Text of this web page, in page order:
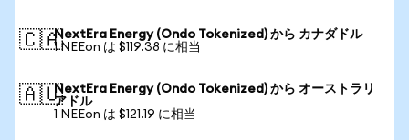
🇨🇦NextEra Energy (Ondo Tokenized) から カナダドル
1 NEEon は $119.38 に相当
🇦🇺NextEra Energy (Ondo Tokenized) から オーストラリ
アドル
1 NEEon は $121.19 に相当